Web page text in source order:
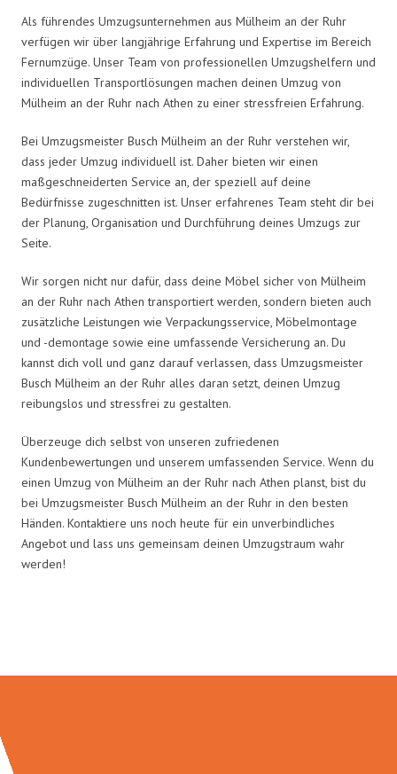
Als führendes Umzugsunternehmen aus Mülheim an der Ruhr
verfügen wir über langjährige Erfahrung und Expertise im Bereich
Fernumzüge. Unser Team von professionellen Umzugshelfern und
individuellen Transportlösungen machen deinen Umzug von
Mülheim an der Ruhr nach Athen zu einer stressfreien Erfahrung.
Bei Umzugsmeister Busch Mülheim an der Ruhr verstehen wir,
dass jeder Umzug individuell ist. Daher bieten wir einen
maßgeschneiderten Service an, der speziell auf deine
Bedürfnisse zugeschnitten ist. Unser erfahrenes Team steht dir bei
der Planung, Organisation und Durchführung deines Umzugs zur
Seite.
Wir sorgen nicht nur dafür, dass deine Möbel sicher von Mülheim
an der Ruhr nach Athen transportiert werden, sondern bieten auch
zusätzliche Leistungen wie Verpackungsservice, Möbelmontage
und -demontage sowie eine umfassende Versicherung an. Du
kannst dich voll und ganz darauf verlassen, dass Umzugsmeister
Busch Mülheim an der Ruhr alles daran setzt, deinen Umzug
reibungslos und stressfrei zu gestalten.
Überzeuge dich selbst von unseren zufriedenen
Kundenbewertungen und unserem umfassenden Service. Wenn du
einen Umzug von Mülheim an der Ruhr nach Athen planst, bist du
bei Umzugsmeister Busch Mülheim an der Ruhr in den besten
Händen. Kontaktiere uns noch heute für ein unverbindliches
Angebot und lass uns gemeinsam deinen Umzugstraum wahr
werden!